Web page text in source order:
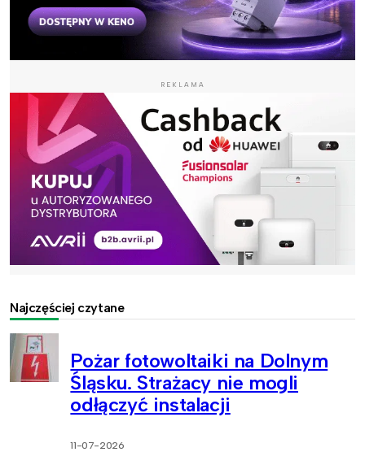
REKLAMA
Najczęściej czytane
Pożar fotowoltaiki na Dolnym
Śląsku. Strażacy nie mogli
odłączyć instalacji
11-07-2026